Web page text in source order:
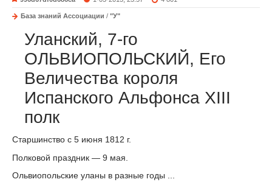
База знаний Ассоциации / "У"
Уланский, 7-го
ОЛЬВИОПОЛЬСКИЙ, Его
Величества короля
Испанского Альфонса XIII
полк
Старшинство с 5 июня 1812 г.
Полковой праздник — 9 мая.
Ольвиопольские уланы в разные годы ...